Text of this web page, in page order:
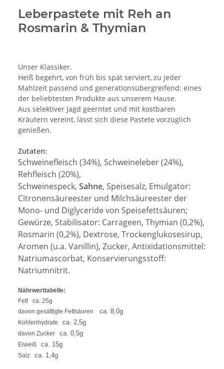
Leberpastete mit Reh an
Rosmarin & Thymian
Unser Klassiker.
Heiß begehrt, von früh bis spät serviert, zu jeder
Mahlzeit passend und generationsübergreifend: eines
der beliebtesten Produkte aus unserem Hause.
Aus selektiver Jagd geerntet und mit kostbaren
Kräutern vereint, lässt sich diese Pastete vorzüglich
genießen.
Zutaten:
Schweinefleisch (34%), Schweineleber (24%),
Rehfleisch (20%),
Schweinespeck, Sahne, Speisesalz, Emulgator:
Citronensäureester und Milchsäureester der
Mono- und Diglyceride von Speisefettsäuren;
Gewürze, Stabilisator: Carrageen, Thymian (0,2%),
Rosmarin (0,2%), Dextrose, Trockenglukosesirup,
Aromen (u.a. Vanillin), Zucker, Antixidationsmittel:
Natriumascorbat, Konservierungsstoff:
Natriumnitrit.
Nährwerttabelle:
Fett ca. 25g
davon gesättigte Fettsäuren ca. 8,0g
Kohlenhydrate ca. 2,5g
davon Zucker ca. 0,5g
Eiweiß ca. 15g
Salz ca. 1,4g